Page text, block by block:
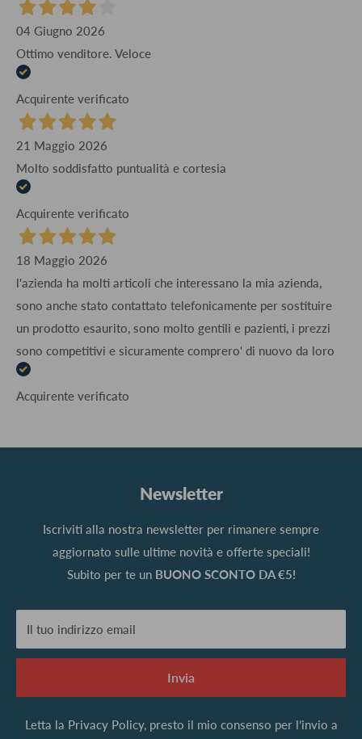
04 Giugno 2026
Ottimo venditore. Veloce
Acquirente verificato
21 Maggio 2026
Molto soddisfatto puntualità e cortesia
Acquirente verificato
18 Maggio 2026
l'azienda ha molti articoli che interessano la mia azienda,
sono anche stato contattato telefonicamente per sostituire
un prodotto esaurito, sono molto gentili e pazienti, i prezzi
sono competitivi e sicuramente comprero' di nuovo da loro
Acquirente verificato
Newsletter
Iscriviti alla nostra newsletter per rimanere sempre
aggiornato sulle ultime novità e offerte speciali!
Subito per te un BUONO SCONTO DA €5!
Il tuo indirizzo email
Invia
Letta la Privacy Policy, presto il mio consenso per l’invio a